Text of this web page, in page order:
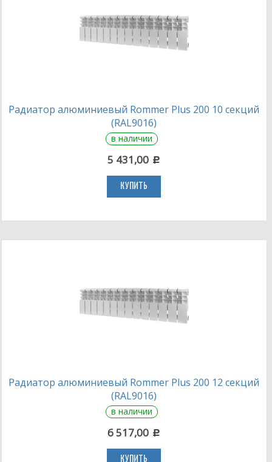
Радиатор алюминиевый Rommer Plus 200 10 секций
(RAL9016)
в наличии
5 431,00 c
КУПИТЬ
Радиатор алюминиевый Rommer Plus 200 12 секций
(RAL9016)
в наличии
6 517,00 c
КУПИТЬ